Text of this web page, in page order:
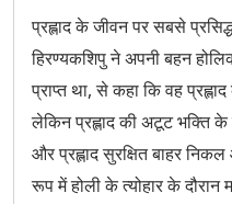
प्रह्लाद के जीवन पर सबसे
हिरण्यकशिपु ने अपनी बहन
प्राप्त था, से कहा कि वह
लेकिन प्रह्लाद की अटूट भक्ति
और प्रह्लाद सुरक्षित बाहर
रूप में होली के त्योहार के दौरान